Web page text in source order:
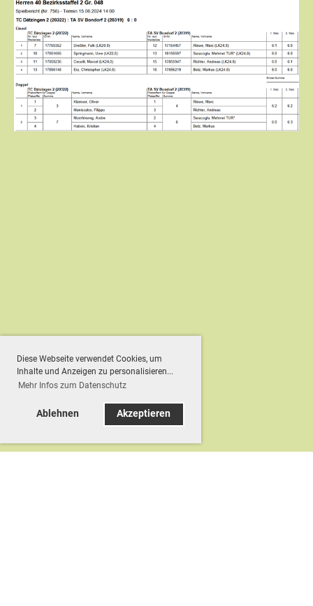
Diese Webseite verwendet Cookies, um
Inhalte und Anzeigen zu personalisieren...
Mehr Infos zum Datenschutz
Ablehnen Akzeptieren